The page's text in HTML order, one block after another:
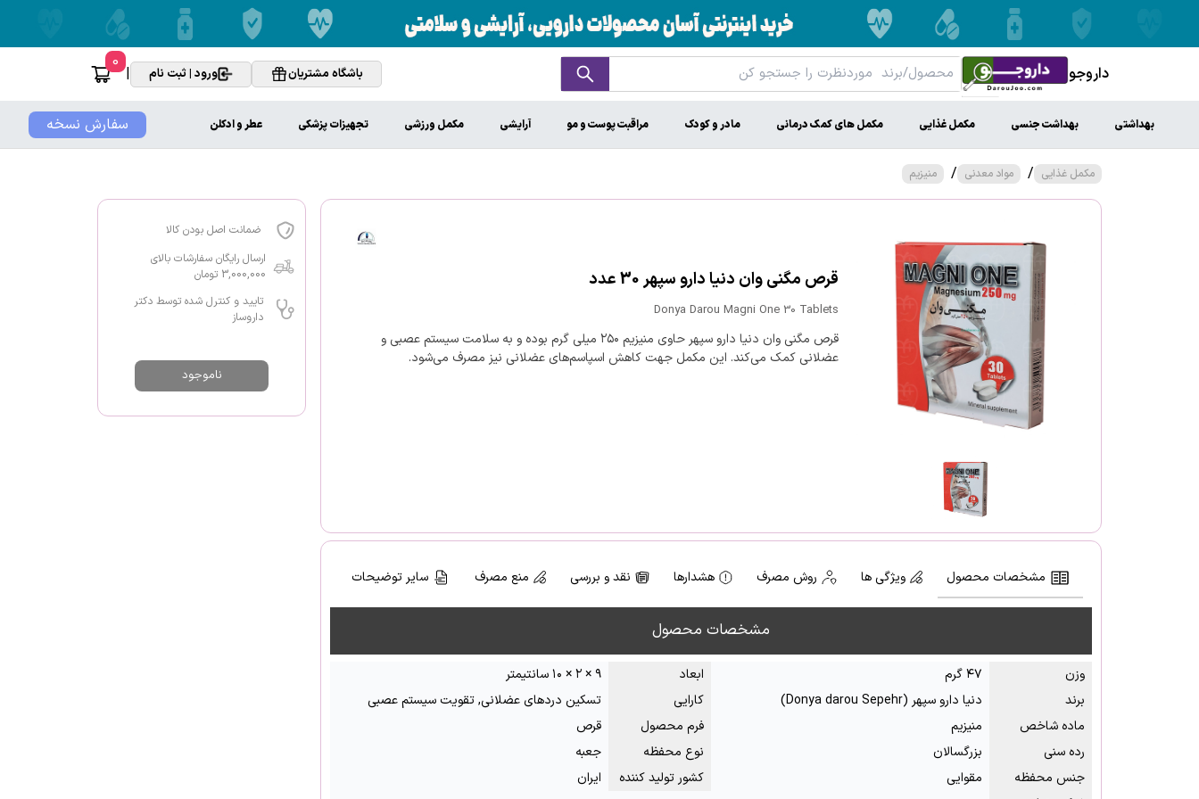
داروجو باشگاه مشتریان ورود | ثبت نام |
0
سفارش نسخه بهداشتی بهداشت جنسی مکمل غذایی مکمل های کمک درمانی مادر و کودک مراقبت پوست و مو آرایشی مکمل ورزشی تجهیزات پزشکی عطر و ادکلن
مکمل غذایی / مواد معدنی / منیزیم
قرص مگنی وان دنیا دارو سپهر 30 عدد
Donya Darou Magni One 30 Tablets
قرص مگنی وان دنیا دارو سپهر حاوی منیزیم ۲۵۰ میلی گرم بوده و به سلامت سیستم عصبی و
عضلانی کمک می‌کند. این مکمل جهت کاهش اسپاسم‌های عضلانی نیز مصرف می‌شود.
مشخصات محصول ویژگی ها روش مصرف هشدارها نقد و بررسی منع مصرف سایر توضیحات
مشخصات محصول
وزن ۴۷ گرم ابعاد
۹ × ۲ × ۱۰ سانتیمتر
برند
دنیا دارو سپهر (Donya darou Sepehr) کارایی
تسکین دردهای عضلانی, تقویت سیستم عصبی
ماده شاخص
منیزیم فرم محصول
قرص
رده سنی
بزرگسالان نوع محفظه
جعبه
جنس محفظه
مقوایی کشور تولید کننده
ایران
ضمانت اصل بودن کالا
ارسال رایگان سفارشات بالای
3,000,000 تومان
تایید و کنترل شده توسط دکتر
داروساز
ناموجود